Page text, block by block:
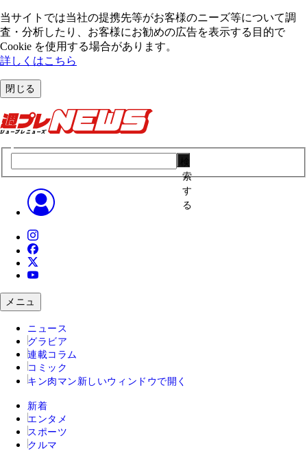
当サイトでは当社の提携先等がお客様のニーズ等について調
査・分析したり、お客様にお勧めの広告を表⽰する⽬的で
Cookie を使⽤する場合があります。
詳しくはこちら
閉じる
索
す
る
メニュ
ニュース
グラビア
連載コラム
コミック
キン肉マン 新しいウィンドウで開く
新着
エンタメ
スポーツ
クルマ